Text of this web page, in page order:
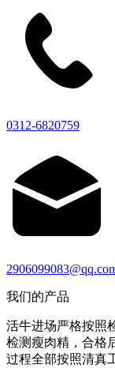
0312-6820759
我们的产品
活牛进场严格按照
检测瘦肉精，合格
过程全部按照清真